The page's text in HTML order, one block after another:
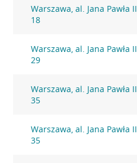
Warszawa, al. Jana Pawła II
18
Warszawa, al. Jana Pawła II
29
Warszawa, al. Jana Pawła II
35
Warszawa, al. Jana Pawła II
35